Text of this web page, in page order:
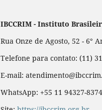
IBCCRIM - Instituto
Rua Onze de Agosto, 52 - 6°
Telefone para contato: (11)
E-mail:
WhatsApp: +55 11 94327-8374